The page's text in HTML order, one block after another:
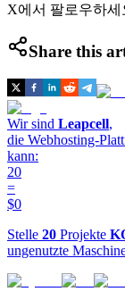
X에서 팔로우하세
Share this
Wir sind Leapcell,
die Webhosting-
kann:
20
=
$0
Stelle 20 Projekte
ungenutzte